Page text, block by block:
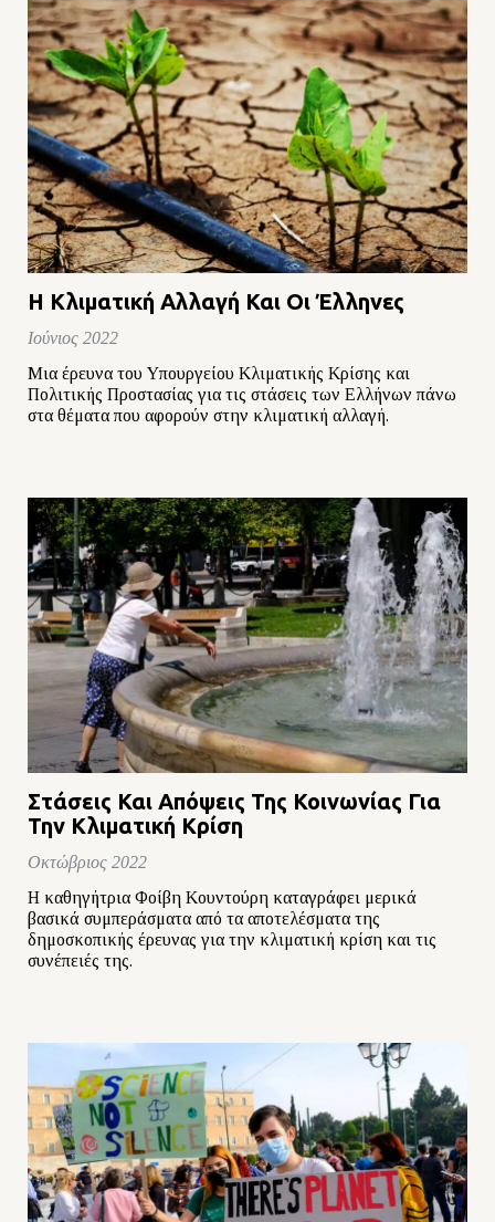
Η Κλιματική Αλλαγή Και Οι Έλληνες
Ιούνιος 2022
Μια έρευνα του Υπουργείου Κλιματικής Κρίσης και
Πολιτικής Προστασίας για τις στάσεις των Ελλήνων πάνω
στα θέματα που αφορούν στην κλιματική αλλαγή.
Στάσεις Και Απόψεις Της Κοινωνίας Για
Την Κλιματική Κρίση
Οκτώβριος 2022
Η καθηγήτρια Φοίβη Κουντούρη καταγράφει μερικά
βασικά συμπεράσματα από τα αποτελέσματα της
δημοσκοπικής έρευνας για την κλιματική κρίση και τις
συνέπειές της.